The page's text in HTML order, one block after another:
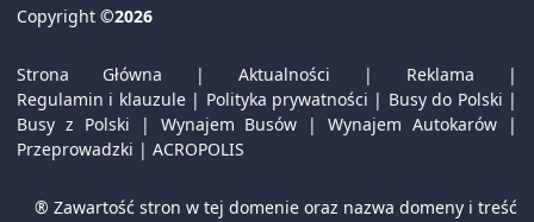
Copyright ©2026
Strona Główna | Aktualności | Reklama |
Regulamin i klauzule| Polityka prywatności | Busy do Polski |
Busy z Polski | Wynajem Busów |Wynajem Autokarów |
Przeprowadzki | ACROPOLIS
® Zawartość stron w tej domenie oraz nazwa domeny i treść